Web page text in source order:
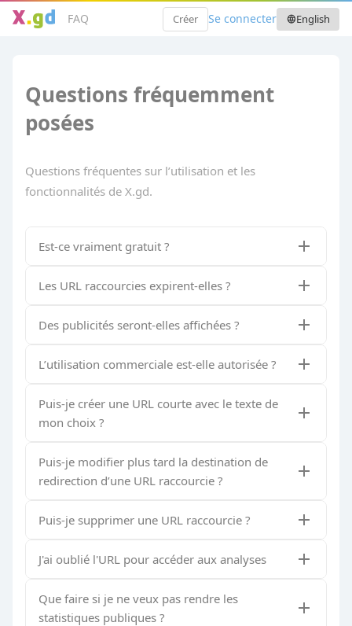
FAQ Créer Se connecter languageEnglish
Questions fréquemment
posées
Questions fréquentes sur l’utilisation et les
fonctionnalités de X.gd.
Est-ce vraiment gratuit ?
Les URL raccourcies expirent-elles ?
Des publicités seront-elles affichées ?
L’utilisation commerciale est-elle autorisée ?
Puis-je créer une URL courte avec le texte de
mon choix ?
Puis-je modifier plus tard la destination de
redirection d’une URL raccourcie ?
Puis-je supprimer une URL raccourcie ?
J'ai oublié l'URL pour accéder aux analyses
Que faire si je ne veux pas rendre les
statistiques publiques ?